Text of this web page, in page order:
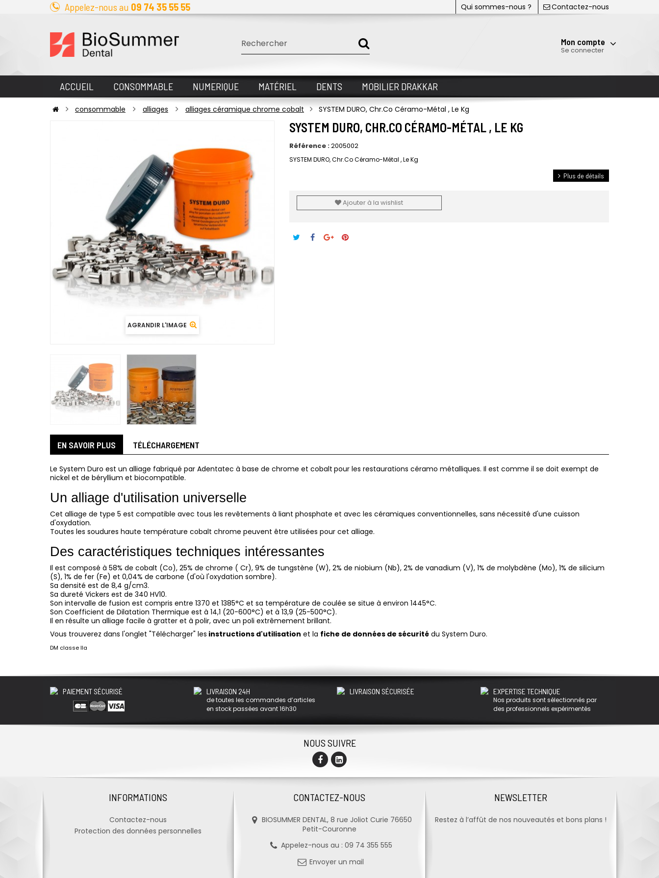
Qui sommes-nous ? Contactez-nous
Appelez-nous au 09 74 35 55 55
Mon compte
Se connecter
ACCUEIL CONSOMMABLE NUMERIQUE MATÉRIEL DENTS MOBILIER DRAKKAR
consommable alliages alliages céramique chrome cobalt SYSTEM DURO, Chr.Co Céramo-Métal , Le Kg
AGRANDIR L'IMAGE
SYSTEM DURO, CHR.CO CÉRAMO-MÉTAL , LE KG
Référence :2005002
SYSTEM DURO, Chr.Co Céramo-Métal , Le Kg
Plus de détails
Ajouter à la wishlist
EN SAVOIR PLUS TÉLÉCHARGEMENT
Le System Duro est un alliage fabriqué par Adentatec à base de chrome et cobalt pour les restaurations céramo métalliques. Il est comme il se doit exempt de
nickel et de béryllium et biocompatible.
Un alliage d'utilisation universelle
Cet alliage de type 5 est compatible avec tous les revêtements à liant phosphate et avec les céramiques conventionnelles, sans nécessité d'une cuisson
d'oxydation.
Toutes les soudures haute température cobalt chrome peuvent être utilisées pour cet alliage.
Des caractéristiques techniques intéressantes
Il est composé à 58% de cobalt (Co), 25% de chrome ( Cr), 9% de tungstène (W), 2% de niobium (Nb), 2% de vanadium (V), 1% de molybdène (Mo), 1% de silicium
(S), 1% de fer (Fe) et 0,04% de carbone (d'où l'oxydation sombre).
Sa densité est de 8,4 g/cm3.
Sa dureté Vickers est de 340 HV10.
Son intervalle de fusion est compris entre 1370 et 1385°C et sa température de coulée se situe à environ 1445°C.
Son Coefficient de Dilatation Thermique est à 14,1 (20-600°C) et à 13,9 (25-500°C).
Il en résulte un alliage facile à gratter et à polir, avec un poli extrêmement brillant.
Vous trouverez dans l'onglet "Télécharger" les instructions d'utilisation et la fiche de données de sécurité du System Duro.
DM classe IIa
PAIEMENT SÉCURISÉ LIVRAISON 24H
de toutes les commandes d’articles
en stock passées avant 16h30
LIVRAISON SÉCURISÉE EXPERTISE TECHNIQUE
Nos produits sont sélectionnés par
des professionnels expérimentés
NOUS SUIVRE
INFORMATIONS
Contactez-nous
Protection des données personnelles
CONTACTEZ-NOUS
BIOSUMMER DENTAL, 8 rue Joliot Curie 76650
Petit-Couronne
Appelez-nous au :09 74 355 555
Envoyer un mail
NEWSLETTER
Restez à l’affût de nos nouveautés et bons plans !